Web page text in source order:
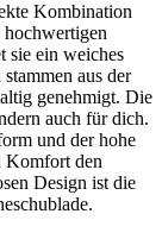
Kombination
ein weiches
aus der
genehmigt. Die
auch für dich.
und der hohe
Komfort den
Design ist die